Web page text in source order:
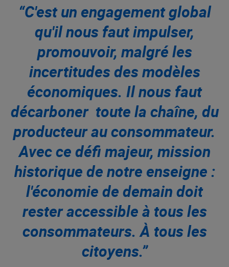
“C'est un engagement global
qu'il nous faut impulser,
promouvoir, malgré les
incertitudes des modèles
économiques. Il nous faut
décarboner toute la chaîne, du
producteur au consommateur.
Avec ce défi majeur, mission
historique de notre enseigne :
l'économie de demain doit
rester accessible à tous les
consommateurs. À tous les
citoyens.”